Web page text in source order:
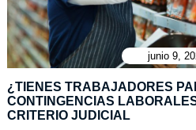
junio 9,
¿TIENES TRABAJADORES
CONTINGENCIAS
CRITERIO JUDICIAL